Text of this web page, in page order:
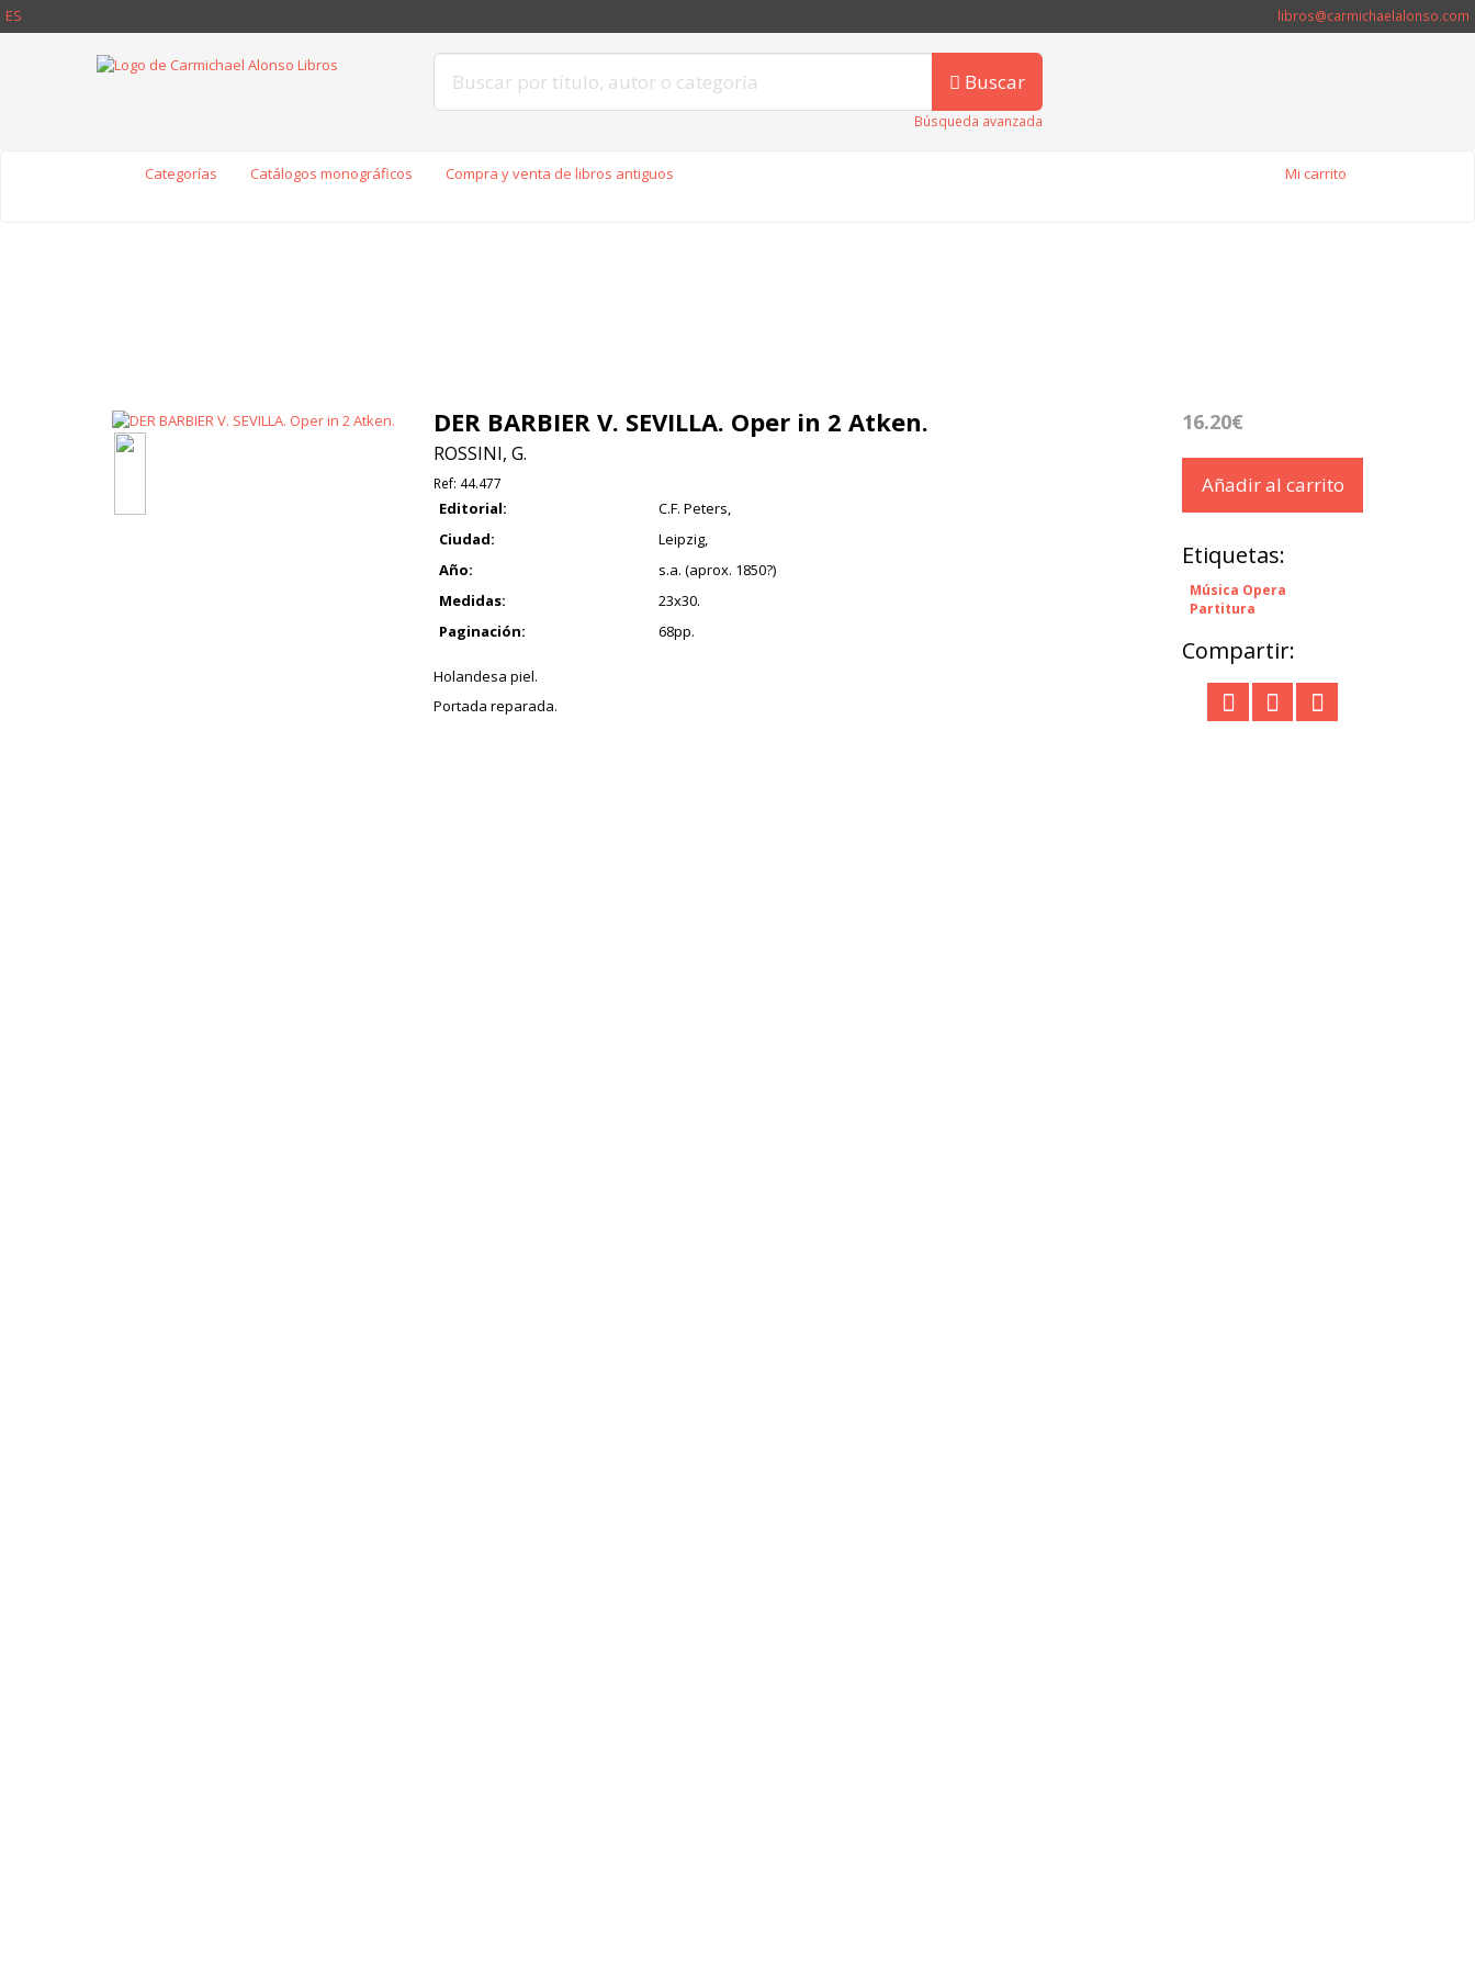
ES libros@carmichaelalonso.com
Buscar
Búsqueda avanzada
Categorías Catálogos monográficos Compra y venta de libros antiguos Mi carrito
DER BARBIER V. SEVILLA. Oper in 2 Atken.
ROSSINI, G.
Ref: 44.477
Editorial:
C.F. Peters,
Ciudad:
Leipzig,
Año:
s.a. (aprox. 1850?)
Medidas:
23x30.
Paginación:
68pp.
Holandesa piel.
Portada reparada.
16.20€
Añadir al carrito
Etiquetas:
Música Opera
Partitura
Compartir: